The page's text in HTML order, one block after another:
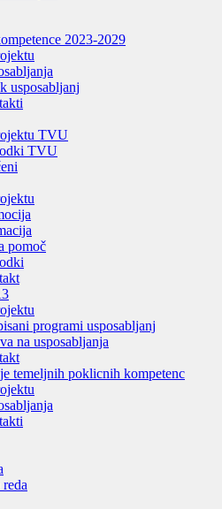
2023-2029
usposabljanj
TVU
TVU
pomoč
programi usposabljanj
na usposabljanja
temeljnih poklicnih kompetenc